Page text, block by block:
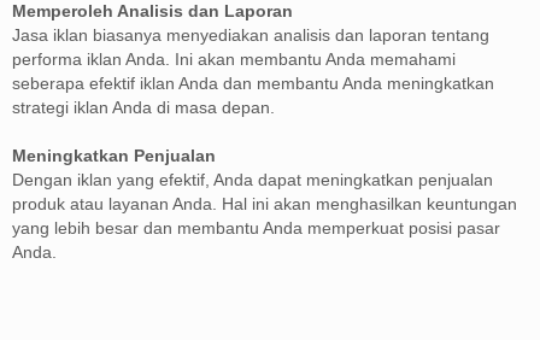
Memperoleh Analisis dan Laporan
Jasa iklan biasanya menyediakan analisis dan laporan tentang
performa iklan Anda. Ini akan membantu Anda memahami
seberapa efektif iklan Anda dan membantu Anda meningkatkan
strategi iklan Anda di masa depan.
Meningkatkan Penjualan
Dengan iklan yang efektif, Anda dapat meningkatkan penjualan
produk atau layanan Anda. Hal ini akan menghasilkan keuntungan
yang lebih besar dan membantu Anda memperkuat posisi pasar
Anda.